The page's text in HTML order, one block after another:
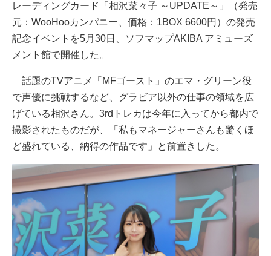
レーディングカード「相沢菜々子 ～UPDATE～」（発売
元：WooHooカンパニー、価格：1BOX 6600円）の発売
記念イベントを5月30日、ソフマップAKIBA アミューズ
メント館で開催した。
話題のTVアニメ「MFゴースト」のエマ・グリーン役
で声優に挑戦するなど、グラビア以外の仕事の領域を広
げている相沢さん。3rdトレカは今年に入ってから都内で
撮影されたものだが、「私もマネージャーさんも驚くほ
ど盛れている、納得の作品です」と前置きした。